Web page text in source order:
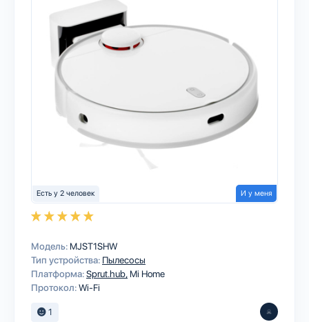
Есть у 2 человек И у меня
Модель: MJST1SHW
Тип устройства: Пылесосы
Платформа:Sprut.hub Mi Home
Протокол:Wi-Fi
1